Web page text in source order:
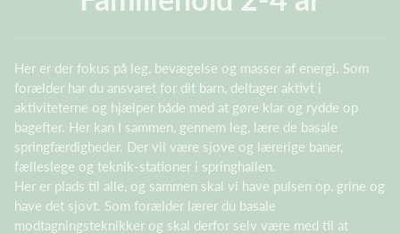
Her er der fokus på leg, bevægelse og masser af energi. Som
forælder har du ansvaret for dit barn, deltager aktivt i
aktiviteterne og hjælper både med at gøre klar og rydde op
bagefter. Her kan I sammen, gennem leg, lære de basale
springfærdigheder. Der vil være sjove og lærerige baner,
fælleslege og teknik-stationer i springhallen.
Her er plads til alle, og sammen skal vi have pulsen op, grine og
have det sjovt. Som forælder lærer du basale
modtagningsteknikker og skal derfor selv være med til at